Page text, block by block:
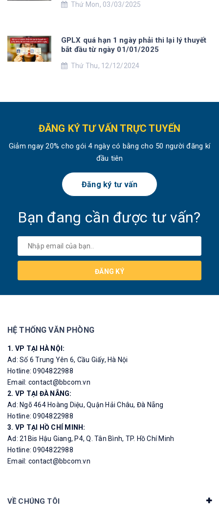
Thứ Mon, 03/03/2025
GPLX quá hạn 1 ngày phải thi lại lý thuyết
bắt đầu từ ngày 01/01/2025
Thứ Thu, 12/12/2024
ĐĂNG KÝ TƯ VẤN TRỰC TUYẾN
Giảm ngay 20% cho gói 4 ngày có bằng cho 50 người đăng kí
đầu tiên
Đăng ký tư vấn
Bạn đang cần được tư vấn?
ĐĂNG KÝ
HỆ THỐNG VĂN PHÒNG
1. VP TẠI HÀ NỘI:
Ad: Số 6 Trung Yên 6, Cầu Giấy, Hà Nội
Hotline: 0904822988
Email: contact@bbcom.vn
2. VP TẠI ĐÀ NẴNG:
Ad: Ngõ 464 Hoàng Diệu, Quận Hải Châu, Đà Nẵng
Hotline: 0904822988
3. VP TẠI HỒ CHÍ MINH:
Ad: 21Bis Hậu Giang, P4, Q. Tân Bình, TP. Hồ Chí Minh
Hotline: 0904822988
Email: contact@bbcom.vn
VỀ CHÚNG TÔI